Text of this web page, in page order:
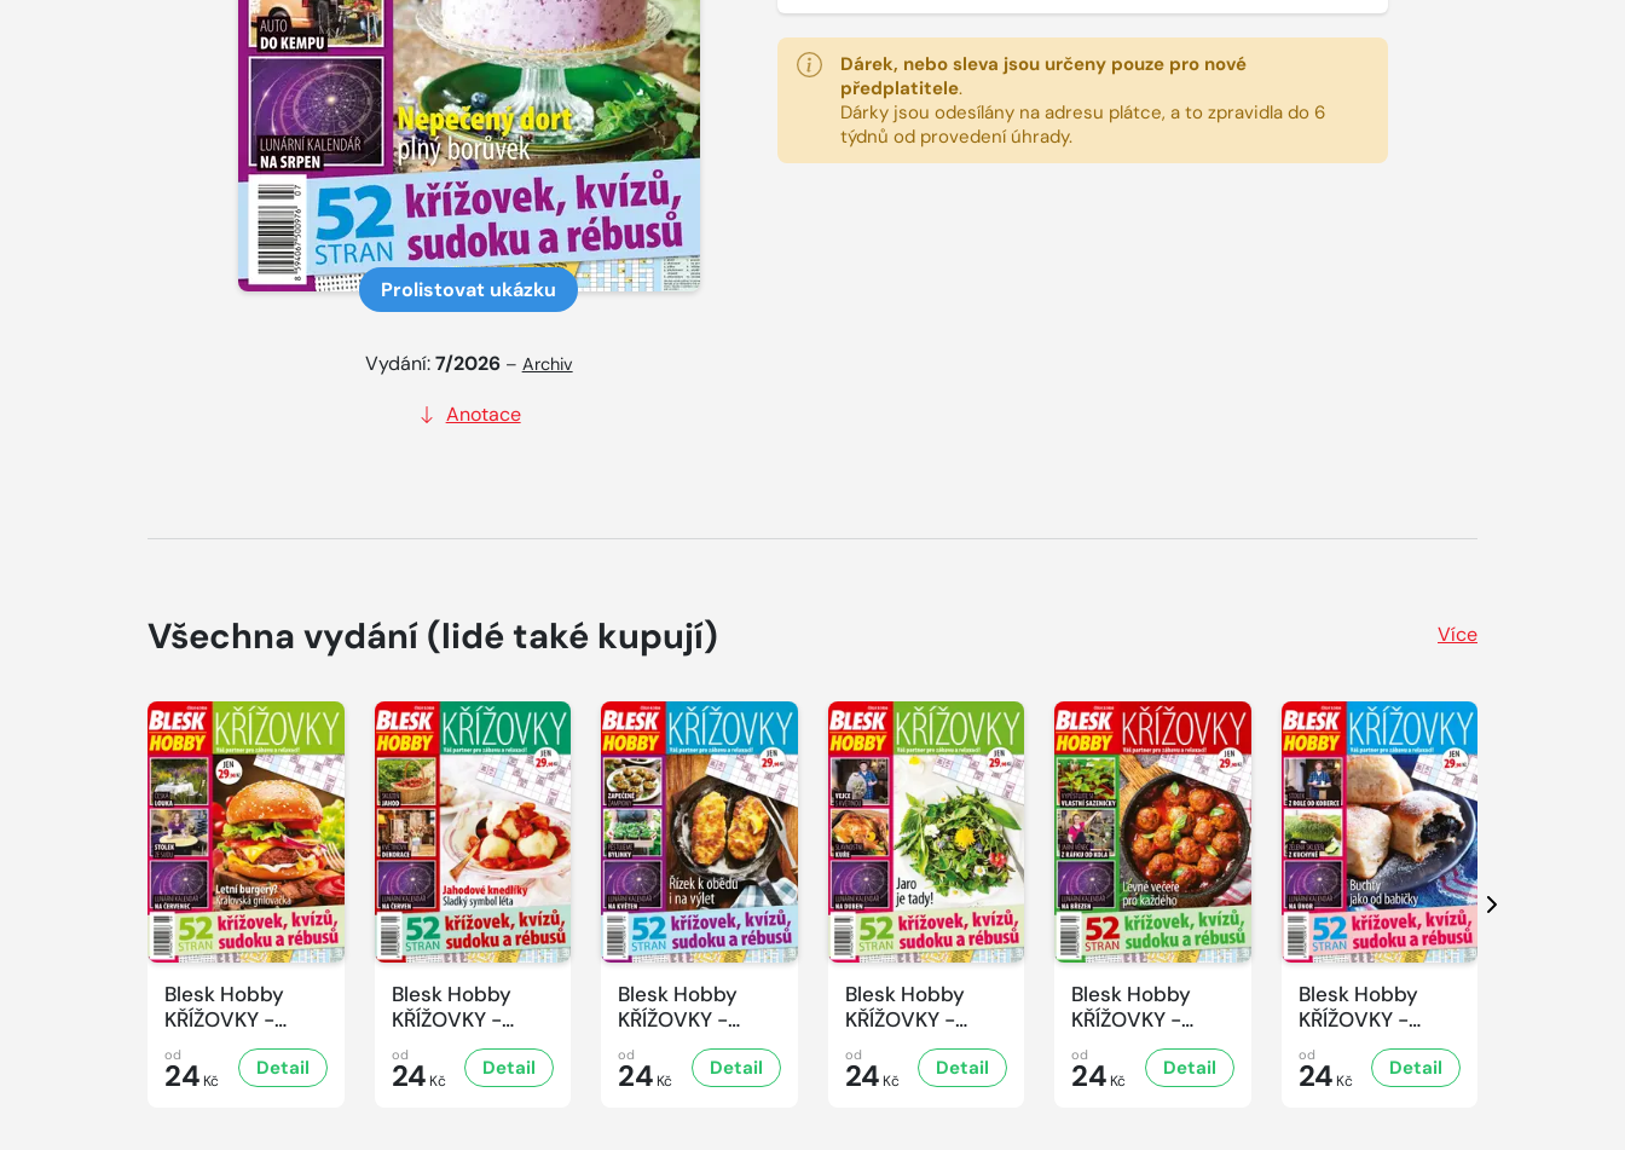
Prolistovat ukázku
Vydání:7/2026 – Archiv
Anotace
Dárek, nebo sleva jsou určeny pouze pro nové
předplatitele.
Dárky jsou odesílány na adresu plátce, a to zpravidla do 6
týdnů od provedení úhrady.
Všechna vydání (lidé také kupují) Více
Blesk Hobby
KŘÍŽOVKY -
6/2026
od
24 Kč
Detail
Blesk Hobby
KŘÍŽOVKY -
5/2026
od
24 Kč
Detail
Blesk Hobby
KŘÍŽOVKY -
4/2026
od
24 Kč
Detail
Blesk Hobby
KŘÍŽOVKY -
3/2026
od
24 Kč
Detail
Blesk Hobby
KŘÍŽOVKY -
2/2026
od
24 Kč
Detail
Blesk Hobby
KŘÍŽOVKY -
1/2026
od
24 Kč
Detail
Další